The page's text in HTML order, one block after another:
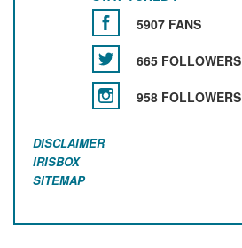
5907 FANS
665 FOLLOWERS
958 FOLLOWERS
DISCLAIMER
IRISBOX
SITEMAP